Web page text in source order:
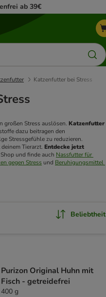
ab 39€
Katzenfutter bei Stress
großen Stress auslösen. Katzenfutter
dazu beitragen den
Stressgefühle zu reduzieren.
Tierarzt. Entdecke jetzt
und finde auch Nassfutter für
gegen Stress und Beruhigungsmittel
Beliebtheit
Purizon Original Huhn mit
Fisch - getreidefrei
400 g